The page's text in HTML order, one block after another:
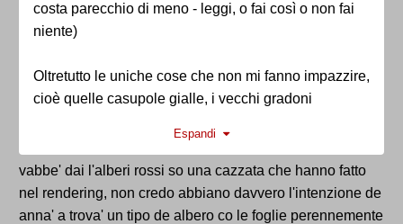
costa parecchio di meno - leggi, o fai così o non fai
niente)
Oltretutto le uniche cose che non mi fanno impazzire,
cioè quelle casupole gialle, i vecchi gradoni
di rosso e verde penso sarebbero tranquillamente
evitabili o modificabili, soprattutto gli alberi.
poi, tanto, parliamo del nulla
Espandi
vabbe' dai l'alberi rossi so una cazzata che hanno fatto
nel rendering, non credo abbiano davvero l'intenzione de
anna' a trova' un tipo de albero co le foglie perennemente